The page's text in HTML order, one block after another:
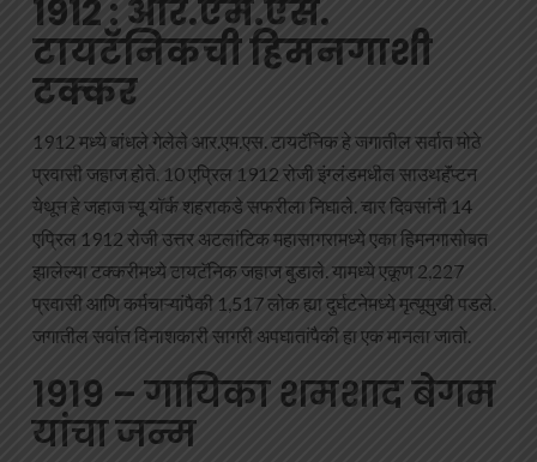
1912 : आर.एम.एस.
टायटॅनिकची हिमनगाशी
टक्कर
1912 मध्ये बांधले गेलेले आर.एम.एस. टायटॅनिक हे जगातील सर्वात मोठे
प्रवासी जहाज होते. 10 एप्रिल 1912 रोजी इंग्लंडमधील साउथहॅंप्टन
येथून हे जहाज न्यू यॉर्क शहराकडे सफरीला निघाले. चार दिवसांनी 14
एप्रिल 1912 रोजी उत्तर अटलांटिक महासागरामध्ये एका हिमनगासोबत
झालेल्या टक्करीमध्ये टायटॅनिक जहाज बुडाले. यामध्ये एकूण 2,227
प्रवासी आणि कर्मचाऱ्यांपैकी 1,517 लोक ह्या दुर्घटनेमध्ये मृत्यूमुखी पडले.
जगातील सर्वात विनाशकारी सागरी अपघातांपैकी हा एक मानला जातो.
1919 – गायिका शमशाद बेगम
यांचा जन्म